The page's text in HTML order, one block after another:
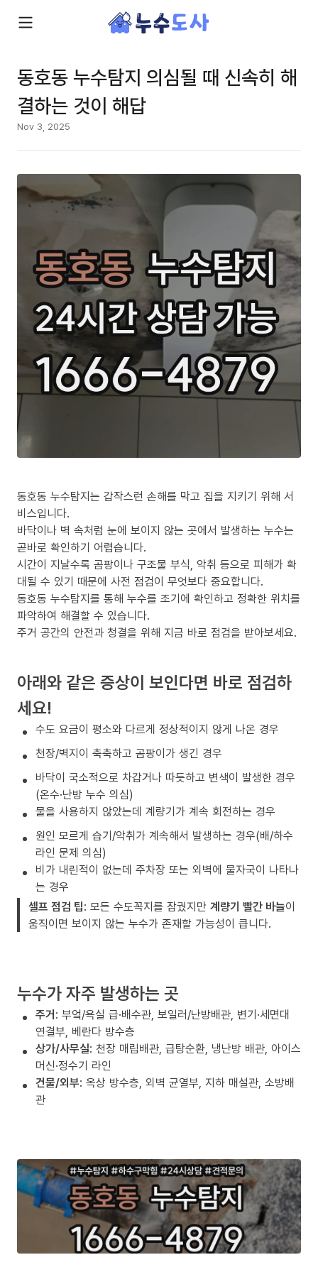
동호동 누수탐지 의심될 때 신속히 해
결하는 것이 해답
Nov 3, 2025
동호동 누수탐지는 갑작스런 손해를 막고 집을 지키기 위해 서
비스입니다.
바닥이나 벽 속처럼 눈에 보이지 않는 곳에서 발생하는 누수는
곧바로 확인하기 어렵습니다.
시간이 지날수록 곰팡이나 구조물 부식, 악취 등으로 피해가 확
대될 수 있기 때문에 사전 점검이 무엇보다 중요합니다.
동호동 누수탐지를 통해 누수를 조기에 확인하고 정확한 위치를
파악하여 해결할 수 있습니다.
주거 공간의 안전과 청결을 위해 지금 바로 점검을 받아보세요.
아래와 같은 증상이 보인다면 바로 점검하
세요!
수도 요금이 평소와 다르게 정상적이지 않게 나온 경우
천장/벽지이 축축하고 곰팡이가 생긴 경우
바닥이 국소적으로 차갑거나 따듯하고 변색이 발생한 경우
(온수·난방 누수 의심)
물을 사용하지 않았는데 계량기가 계속 회전하는 경우
원인 모르게 습기/악취가 계속해서 발생하는 경우(배/하수
라인 문제 의심)
비가 내린적이 없는데 주차장 또는 외벽에 물자국이 나타나
는 경우
셀프 점검 팁: 모든 수도꼭지를 잠궜지만 계량기 빨간 바늘이
움직이면 보이지 않는 누수가 존재할 가능성이 큽니다.
누수가 자주 발생하는 곳
주거: 부엌/욕실 급·배수관, 보일러/난방배관, 변기·세면대
연결부, 베란다 방수층
상가/사무실: 천장 매립배관, 급탕순환, 냉난방 배관, 아이스
머신·정수기 라인
건물/외부: 옥상 방수층, 외벽 균열부, 지하 매설관, 소방배
관